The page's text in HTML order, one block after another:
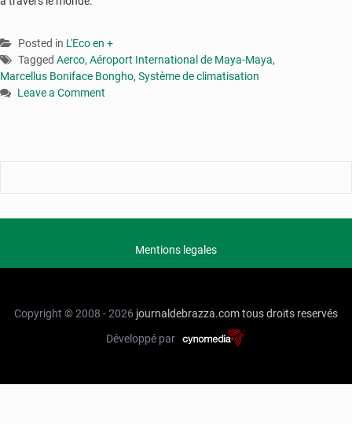
Posted in L'Eco en +
Tagged Aerco, Aéroport International de Maya-Maya,
Marcellus Boniface Bongho, Système de climatisation
Leave a Comment
Mentions legales
Copyright © 2008 - 2026 journaldebrazza.comtous droits reservés
Développé par